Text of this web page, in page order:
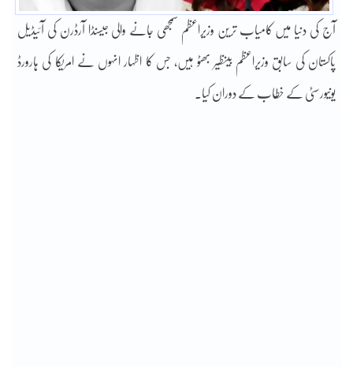
آج کی دنیا میں کامیاب ترین وزیراعظم سمجھی جانے والی جیسنڈا آرڈرن کی آئیڈیل
پاکستان کی سابق وزیراعظم بینظیر بھٹو ہیں، جس کا اظہار انہوں نے امریکا کی ہارورڈ
یونیورسٹی کے خطاب کے دوران کیا۔